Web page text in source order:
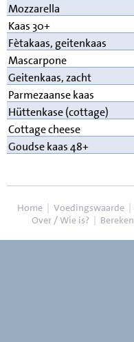
Mozzarella
Kaas 30+
Fètakaas, geitenkaas
Mascarpone
Geitenkaas, zacht
Parmezaanse kaas
Hüttenkase (cottage)
Cottage cheese
Goudse kaas 48+
Home | Voedingswaarde |
Over / Wie is? | Bereken